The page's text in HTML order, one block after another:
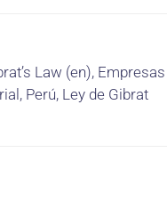
Law (en), Empresas
Perú, Ley de Gibrat